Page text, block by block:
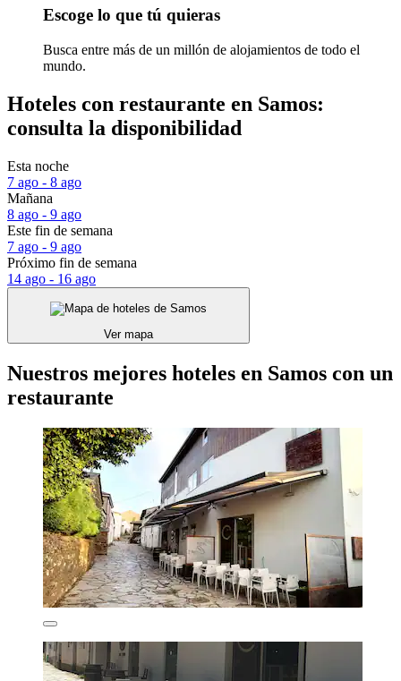
Escoge lo que tú quieras
Busca entre más de un millón de alojamientos de todo el
mundo.
Hoteles con restaurante en Samos:
consulta la disponibilidad
Esta noche
7 ago - 8 ago
Mañana
8 ago - 9 ago
Este fin de semana
7 ago - 9 ago
Próximo fin de semana
14 ago - 16 ago
Ver mapa
Nuestros mejores hoteles en Samos con un
restaurante